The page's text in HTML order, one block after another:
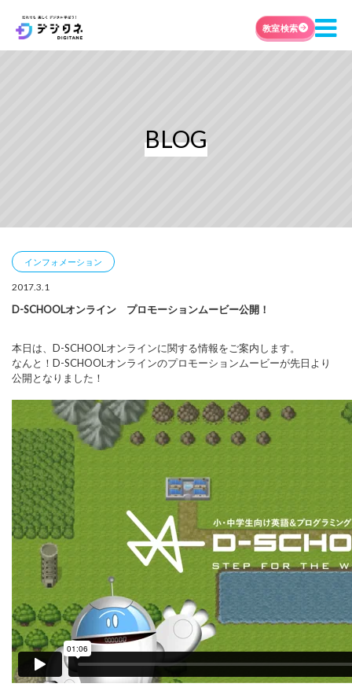
教室検索
BLOG
インフォメーション
2017.3.1
D-SCHOOLオンライン プロモーションムービー公開！
本日は、D-SCHOOLオンラインに関する情報をご案内します。
なんと！D-SCHOOLオンラインのプロモーションムービーが先日より
公開となりました！